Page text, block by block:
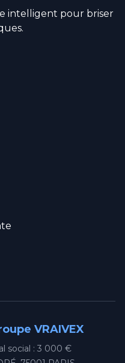
intelligent pour briser
VRAIVEX
social : 3 000 €